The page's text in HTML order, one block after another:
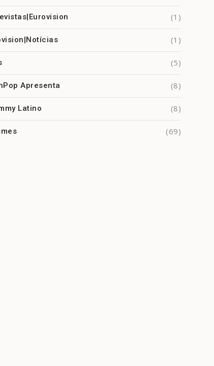
(1)
(1)
(5)
Apresenta (8)
Latino (8)
(69)